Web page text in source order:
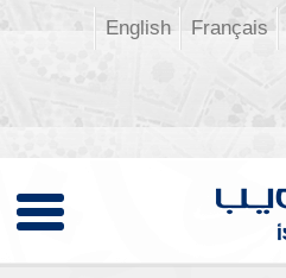
Français
English